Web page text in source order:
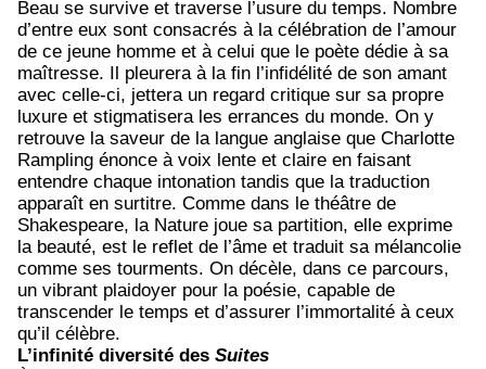
Beau se survive et traverse l’usure du temps. Nombre
d’entre eux sont consacrés à la célébration de l’amour
de ce jeune homme et à celui que le poète dédie à sa
maîtresse. Il pleurera à la fin l’infidélité de son amant
avec celle-ci, jettera un regard critique sur sa propre
luxure et stigmatisera les errances du monde. On y
retrouve la saveur de la langue anglaise que Charlotte
Rampling énonce à voix lente et claire en faisant
entendre chaque intonation tandis que la traduction
apparaît en surtitre. Comme dans le théâtre de
Shakespeare, la Nature joue sa partition, elle exprime
la beauté, est le reflet de l’âme et traduit sa mélancolie
comme ses tourments. On décèle, dans ce parcours,
un vibrant plaidoyer pour la poésie, capable de
transcender le temps et d’assurer l’immortalité à ceux
qu’il célèbre.
L’infinité diversité des Suites